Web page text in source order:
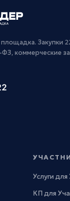
Закупки
коммерческие
Услуги
КП для